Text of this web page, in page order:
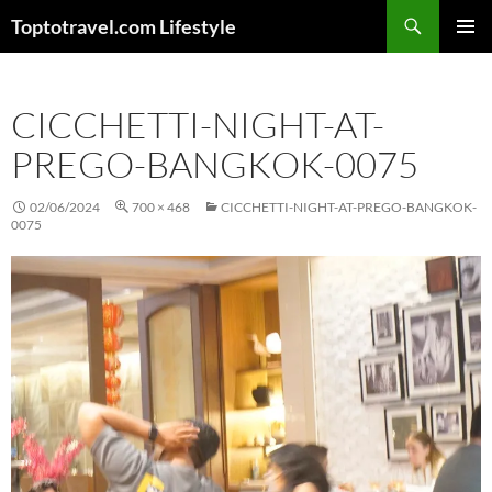
Toptotravel.com Lifestyle
CICCHETTI-NIGHT-AT-
PREGO-BANGKOK-0075
02/06/2024 700 × 468
CICCHETTI-NIGHT-AT-PREGO-BANGKOK-
0075